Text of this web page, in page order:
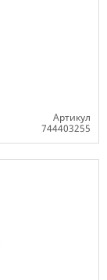
Артикул
744403255